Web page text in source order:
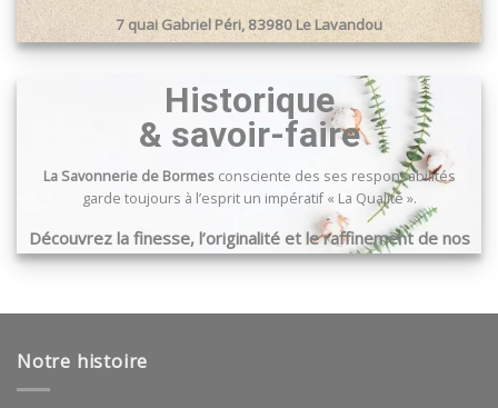
7 quai Gabriel Péri, 83980 Le Lavandou
Historique
& savoir-faire
La Savonnerie de Bormesconsciente des ses responsabilités
garde toujours à l’esprit un impératif « La Qualité ».
Découvrez la finesse, l’originalité et le raffinement de nos
produits …
Notre histoire